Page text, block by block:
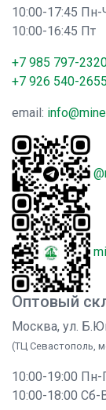
10:00-17:45 Пн-
10:00-16:45 Пт
+7 985 797-
+7 926 540-2655
email:
Оптовый
Москва, ул.
(ТЦ Севастополь,
10:00-19:00 Пн-
10:00-18:00 Сб-